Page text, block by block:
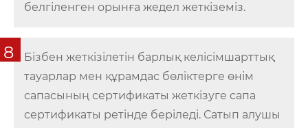
белгіленген орынға жедел жеткіземіз.
8
Бізбен жеткізілетін барлық келісімшарттық
тауарлар мен құрамдас бөліктерге өнім
сапасының сертификаты жеткізуге сапа
сертификаты ретінде беріледі. Сатып алушы